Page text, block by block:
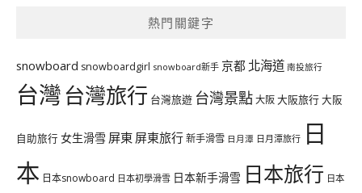
熱門關鍵字
snowboard snowboardgirl snowboard新手 京都 北海道 南投旅行
台灣台灣旅行 台灣旅遊 台灣景點大阪大阪旅行大阪
自助旅行 女生滑雪 屏東 屏東旅行新手滑雪 日月潭 日月潭旅行 日
本 日本snowboard 日本初學滑雪 日本新手滑雪 日本旅行 日本